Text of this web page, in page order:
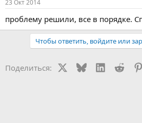
23 Окт 2014
проблему решили, все в порядке.
Чтобы ответить, войдите или
Поделиться: BlueskyLinkedIn
Reddit